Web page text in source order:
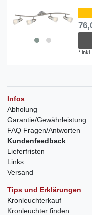
*
Infos
Abholung
Garantie/Gewährleistung
FAQ Fragen/Antworten
Kundenfeedback
Lieferfristen
Links
Versand
Tips und Erklärungen
Kronleuchterkauf
Kronleuchter finden